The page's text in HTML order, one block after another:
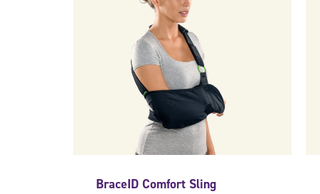
BraceID Comfort Sling